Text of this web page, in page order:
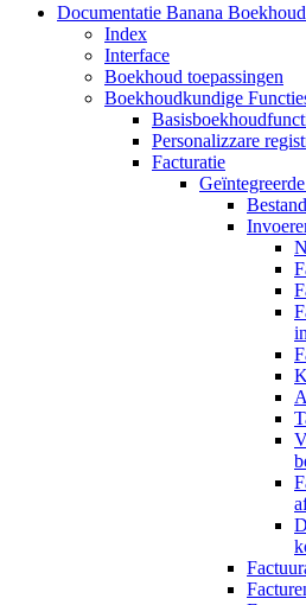
Documentatie Banana
Index
Interface
Boekhoud toepassingen
Boekhoudkundige
Personalizzare
Facturatie